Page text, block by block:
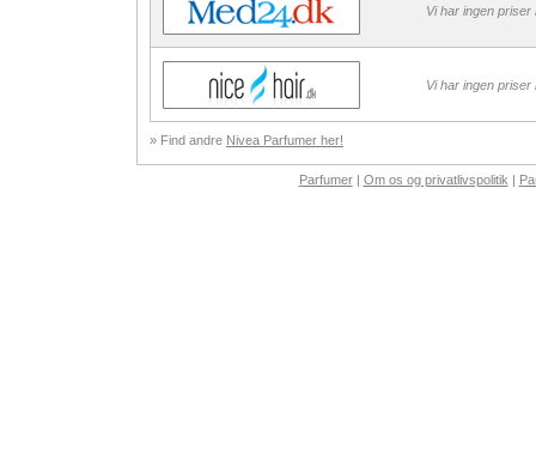
Vi har ingen
Vi har ingen
» Find andre Nivea Parfumer her!
Parfumer| Om os og privatlivspolitik |